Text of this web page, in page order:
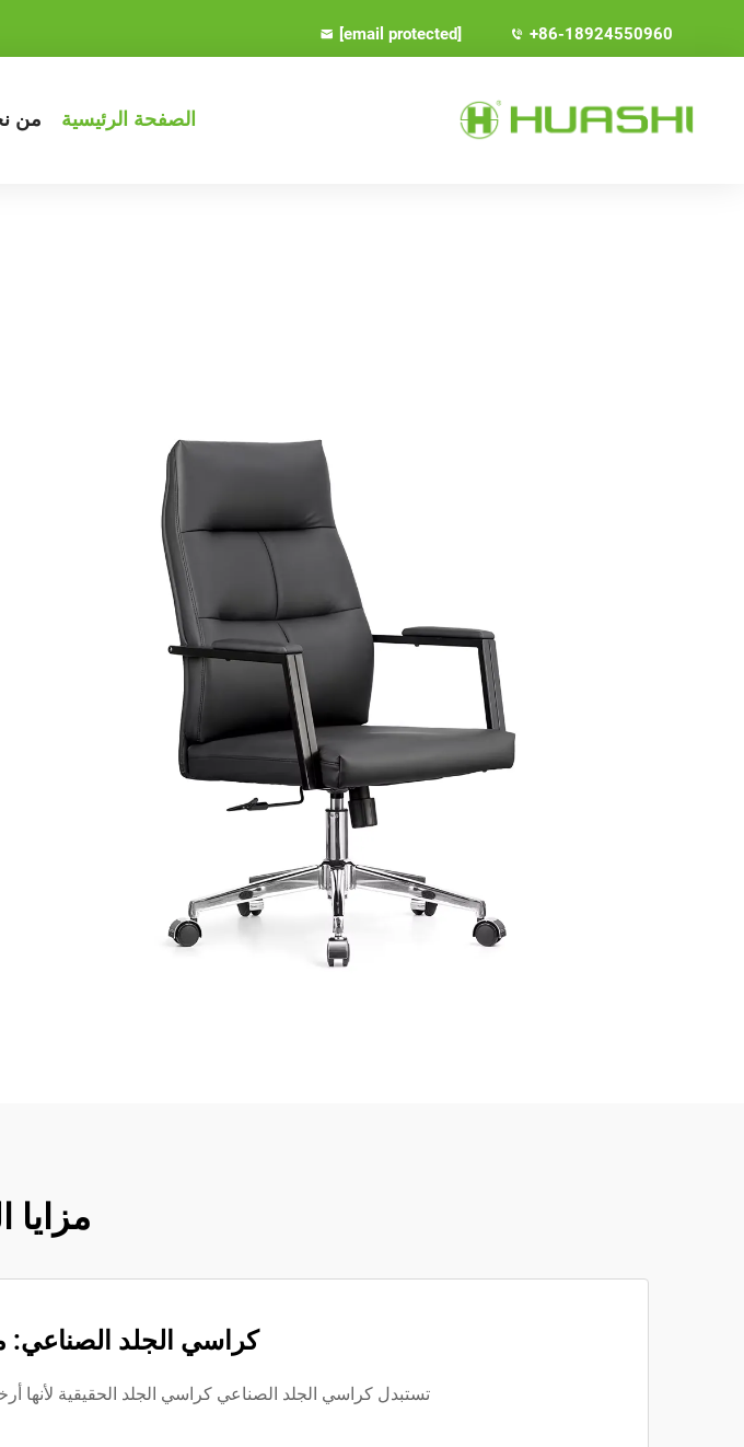
+86-18924550960
[email protected]
الصفحة الرئيسية من
مزايا
كراسي الجلد الصناعي:
تستبدل كراسي الجلد الصناعي كراسي الجلد الحقيقية لأنها